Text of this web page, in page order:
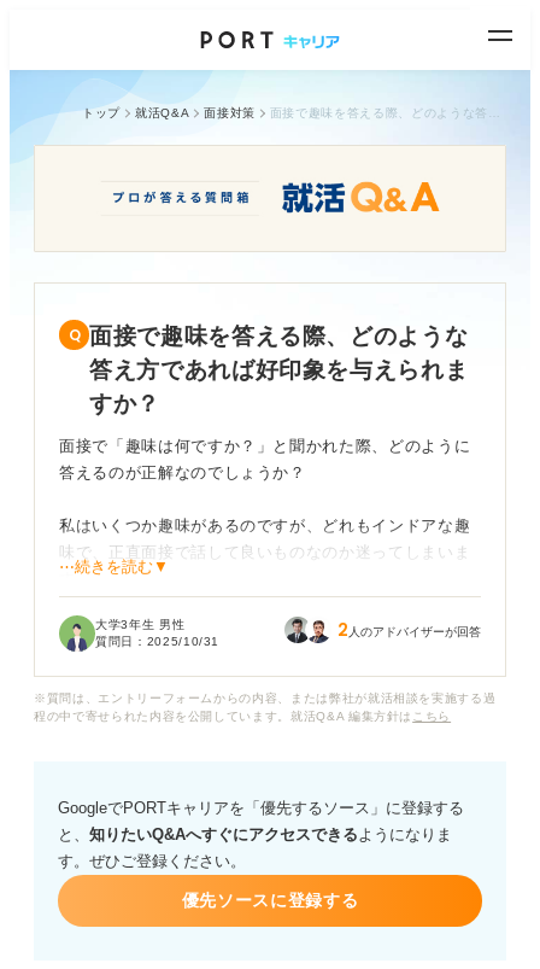
トップ 就活Q&A 面接対策
面接で趣味を答える際、どのような
答え方であれば好印象を与えられま
すか？
面接で「趣味は何ですか？」と聞かれた際、どのように
答えるのが正解なのでしょうか？
私はいくつか趣味があるのですが、どれもインドアな趣
味で、正直面接で話して良いものなのか迷ってしまいま
す。
かといって、無理にアウトドアな趣味をでっち上げるの
また、もし話すのであれば、ただ趣味の内容を伝えるだ
面接で趣味について質問された場合、どのような答え方
をすれば、効果的に自分をアピールし、好印象を与えら
れるのでしょうか？
⋯続きを読む▼
大学3年生 男性
質問日： 2025/10/31 2 人のアドバイザーが回答
※質問は、エントリーフォームからの内容、または弊社が就活相談を実施する過
程の中で寄せられた内容を公開しています。就活Q&A 編集方針は こちら
GoogleでPORTキャリアを「優先するソース」に登録する
と、 知りたいQ&Aへすぐにアクセスできるようになりま
す。ぜひご登録ください。
優先ソースに登録する